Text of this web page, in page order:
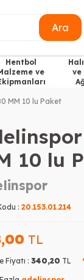
Ara
Hentbol
ve
ve
MM 10 lu Paket
10 lu
: 20.153.01.214
TL
Fiyatı : 340,20 TL